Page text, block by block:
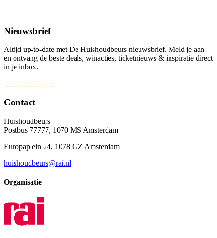
Nieuwsbrief
Altijd up-to-date met De Huishoudbeurs nieuwsbrief. Meld je aan
en ontvang de beste deals, winacties, ticketnieuws & inspiratie direct
in je inbox.
INSCHRIJVEN
Contact
Huishoudbeurs
Postbus 77777, 1070 MS Amsterdam
Europaplein 24, 1078 GZ Amsterdam
huishoudbeurs@rai.nl
Organisatie